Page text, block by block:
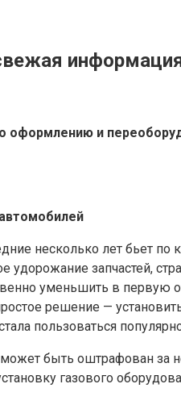
оформлению и
несколько лет бьет
запчастей,
уменьшить в первую
решение —
пользоваться
быть оштрафован за
газового